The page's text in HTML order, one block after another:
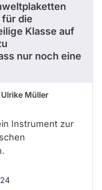
die
Klasse auf
nur noch eine
Ulrike Müller
Instrument zur